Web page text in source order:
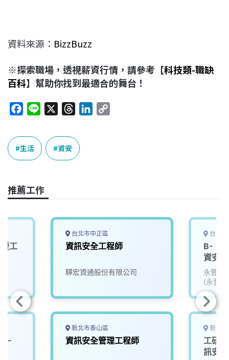
資料來源： BizzBuzz
※探索職場，透視薪資行情，請參考【科技類-職缺
百科】幫助你找到最適合的舞台！
c
e
b
o
k
e
e
a
n
k
生活 資安
推薦工作
工
台北市中正區
資訊安全工程師
驊宏資通股份有限公司
新北市泰山區
資訊安全管理工程師
台北
B-《
資安
永豐金
(永豐
金租賃)
新竹
工研
訊安